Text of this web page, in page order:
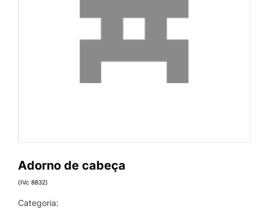
Adorno de cabeça
(IVc 8832)
Categoria: